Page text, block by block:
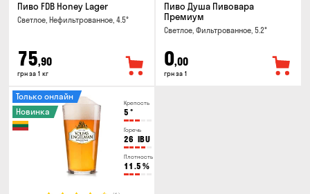
Пиво FDB Honey Lager
Светлое, Нефильтрованное, 4.5°
75,90
грн за 1 кг
Пиво Душа Пивовара
Премиум
Светлое, Фильтрованное, 5.2°
0,00
грн за 1
Крепость
5 °
Горечь
26 IBU
Плотность
11.5 %
Только онлайн
Новинка